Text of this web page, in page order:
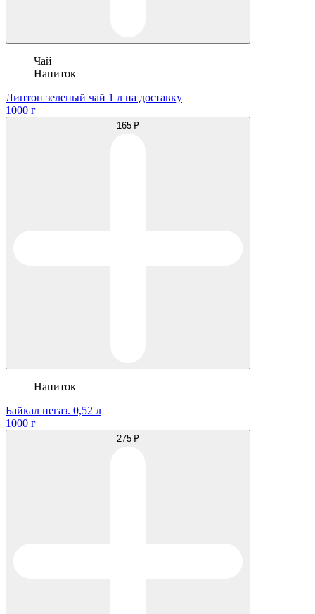
Чай
Напиток
Липтон зеленый чай 1 л на доставку
1000 г
165 ₽
Напиток
Байкал негаз. 0,52 л
1000 г
275 ₽